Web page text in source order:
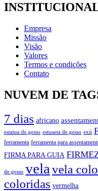
Empresa
Missão
Visão
Valores
Termos e condições
Contato
NUVEM DE
7 dias africano
estatua de gesso estuaeta de gesso exú
ferramenta ferramenta para
FIRMA PARA GUIA
de gesso vela vela
coloridas vermelha